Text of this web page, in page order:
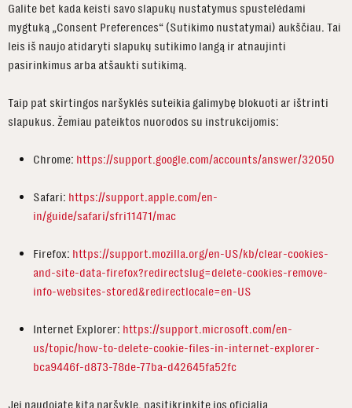
Galite bet kada keisti savo slapukų nustatymus spustelėdami
mygtuką „Consent Preferences“ (Sutikimo nustatymai) aukščiau. Tai
leis iš naujo atidaryti slapukų sutikimo langą ir atnaujinti
pasirinkimus arba atšaukti sutikimą.
Taip pat skirtingos naršyklės suteikia galimybę blokuoti ar ištrinti
slapukus. Žemiau pateiktos nuorodos su instrukcijomis:
Chrome: https://support.google.com/accounts/answer/32050
Safari: https://support.apple.com/en-
in/guide/safari/sfri11471/mac
Firefox: https://support.mozilla.org/en-US/kb/clear-cookies-
and-site-data-firefox?redirectslug=delete-cookies-remove-
info-websites-stored&redirectlocale=en-US
Internet Explorer: https://support.microsoft.com/en-
us/topic/how-to-delete-cookie-files-in-internet-explorer-
bca9446f-d873-78de-77ba-d42645fa52fc
Jei naudojate kitą naršyklę, pasitikrinkite jos oficialią